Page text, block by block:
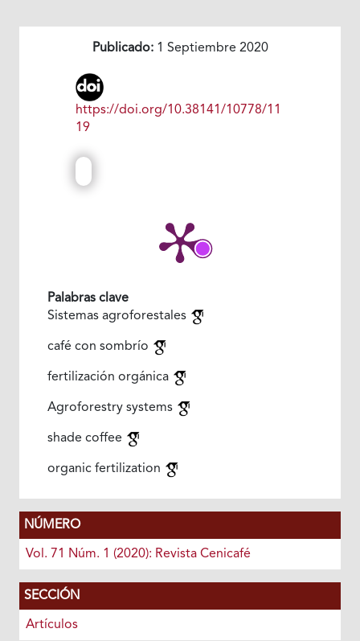
Publicado:1 Septiembre 2020
https://doi.org/10.38141/10778/11
19
Palabras clave
Sistemas agroforestales
café con sombrío
fertilización orgánica
Agroforestry systems
shade coffee
organic fertilization
NÚMERO
Vol. 71 Núm. 1 (2020): Revista Cenicafé
SECCIÓN
Artículos